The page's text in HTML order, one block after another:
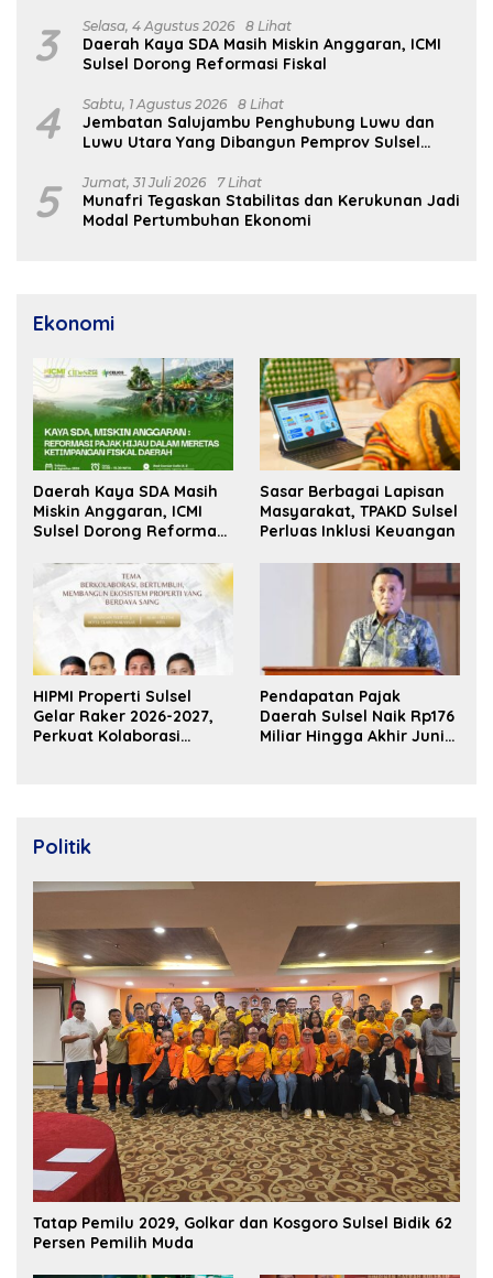
3 Selasa, 4 Agustus 2026 8 Lihat
Daerah Kaya SDA Masih Miskin Anggaran, ICMI
Sulsel Dorong Reformasi Fiskal
4 Sabtu, 1 Agustus 2026 8 Lihat
Jembatan Salujambu Penghubung Luwu dan
Luwu Utara Yang Dibangun Pemprov Sulsel
5 Jumat, 31 Juli 2026 7 Lihat
Munafri Tegaskan Stabilitas dan Kerukunan Jadi
Modal Pertumbuhan Ekonomi
Ekonomi
Daerah Kaya SDA Masih
Miskin Anggaran, ICMI
Sulsel Dorong Reformasi
Sasar Berbagai Lapisan
Masyarakat, TPAKD Sulsel
Perluas Inklusi Keuangan
HIPMI Properti Sulsel
Gelar Raker 2026-2027,
Perkuat Kolaborasi
Pendapatan Pajak
Daerah Sulsel Naik Rp176
Miliar Hingga Akhir Juni
Politik
Tatap Pemilu 2029, Golkar dan Kosgoro Sulsel Bidik 62
Persen Pemilih Muda